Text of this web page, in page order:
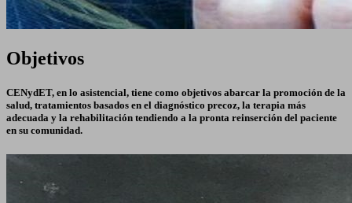
Objetivos
CENydET, en lo asistencial, tiene como objetivos abarcar la promoción de la
salud, tratamientos basados en el diagnóstico precoz, la terapia más
adecuada y la rehabilitación tendiendo a la pronta reinserción del paciente
en su comunidad.